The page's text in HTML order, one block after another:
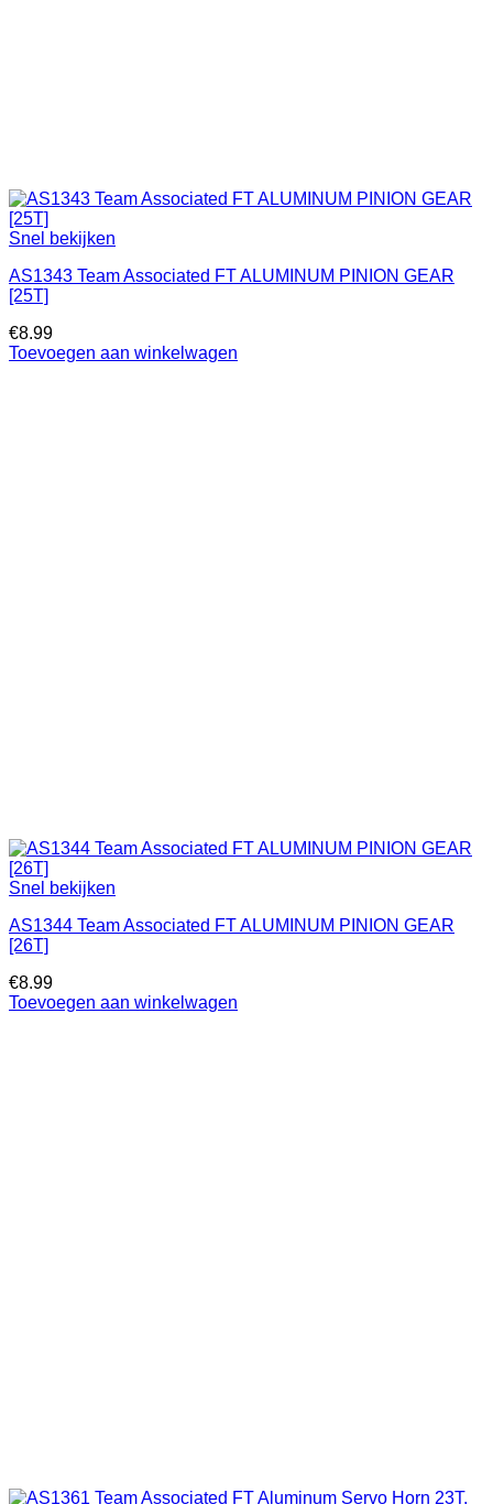
Snel bekijken
AS1343 Team Associated FT ALUMINUM PINION GEAR
[25T]
€8.99
Toevoegen aan winkelwagen
Snel bekijken
AS1344 Team Associated FT ALUMINUM PINION GEAR
[26T]
€8.99
Toevoegen aan winkelwagen